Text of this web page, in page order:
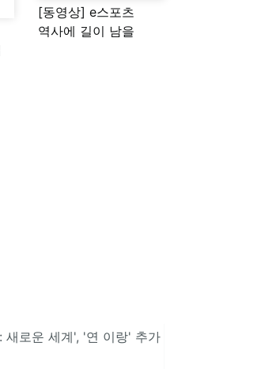
[동영상] e스포츠
역사에 길이 남을
새로운 세계', '연 이랑' 추가